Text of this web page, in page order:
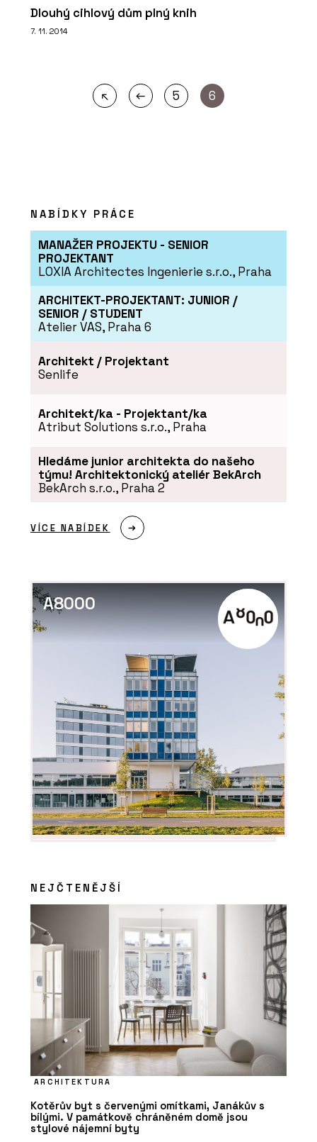
Dlouhý cihlový dům plný knih
7. 11. 2014
↖ ← 5 6
NABÍDKY PRÁCE
MANAŽER PROJEKTU - SENIOR
PROJEKTANT
LOXIA Architectes Ingenierie s.r.o., Praha
ARCHITEKT-PROJEKTANT: JUNIOR /
SENIOR / STUDENT
Atelier VAS, Praha 6
Architekt / Projektant
Senlife
Architekt/ka - Projektant/ka
Atribut Solutions s.r.o., Praha
Hledáme junior architekta do našeho
týmu! Architektonický ateliér BekArch
BekArch s.r.o., Praha 2
VÍCE NABÍDEK
A8000
NEJČTENĚJŠÍ
ARCHITEKTURA
Kotěrův byt s červenými omítkami, Janákův s
bílými. V památkově chráněném domě jsou
stylové nájemní byty